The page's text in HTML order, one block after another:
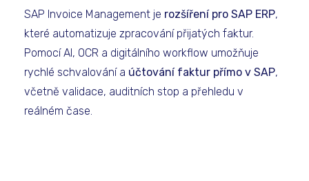
SAP Invoice Management je rozšíření pro SAP ERP,
které automatizuje zpracování přijatých faktur.
Pomocí AI, OCR a digitálního workflow umožňuje
rychlé schvalování a účtování faktur přímo v SAP,
včetně validace, auditních stop a přehledu v
reálném čase.